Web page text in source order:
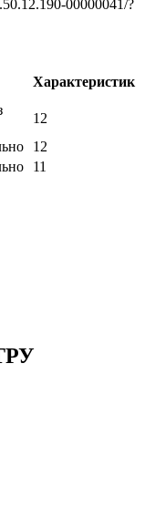
00000041/?
Характеристик
12
12
11